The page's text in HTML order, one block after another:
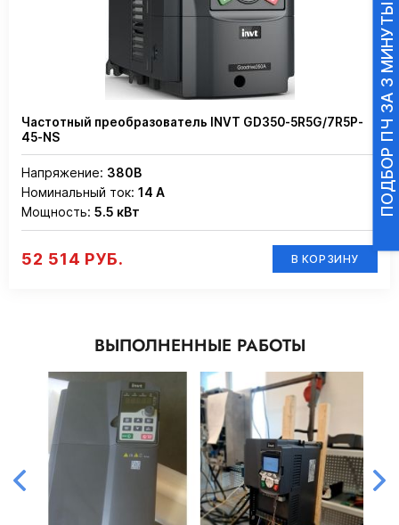
Частотный преобразователь INVT GD350-5R5G/7R5P-
45-NS
Напряжение: 380В
Номинальный ток: 14 А
Мощность: 5.5 кВт
52 514 РУБ. В КОРЗИНУ
ВЫПОЛНЕННЫЕ РАБОТЫ
ПОДБОР ПЧ ЗА 3 МИНУТЫ